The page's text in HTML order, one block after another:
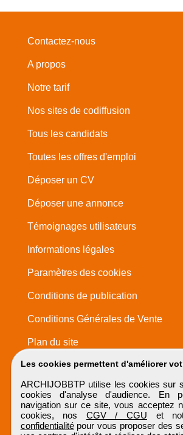
Les cookies permettent d'améliorer
ARCHIJOBBTP utilise les cookies sur
cookies d'analyse d'audience. En
navigation sur ce site, vous acceptez
cookies, nos CGV / CGU et
confidentialitépour vous proposer des
Contactez-nous
A propos
Notre tarif
Nos sites de codiffusion
Tous les candidats
Toutes les offres d'emploi
Déposer un CV
Déposer une annonce
Témoignages utilisateurs
Informations légales
Paramètres des cookies
Conditions de publication
Conditions Générales de Vente
Plan du site